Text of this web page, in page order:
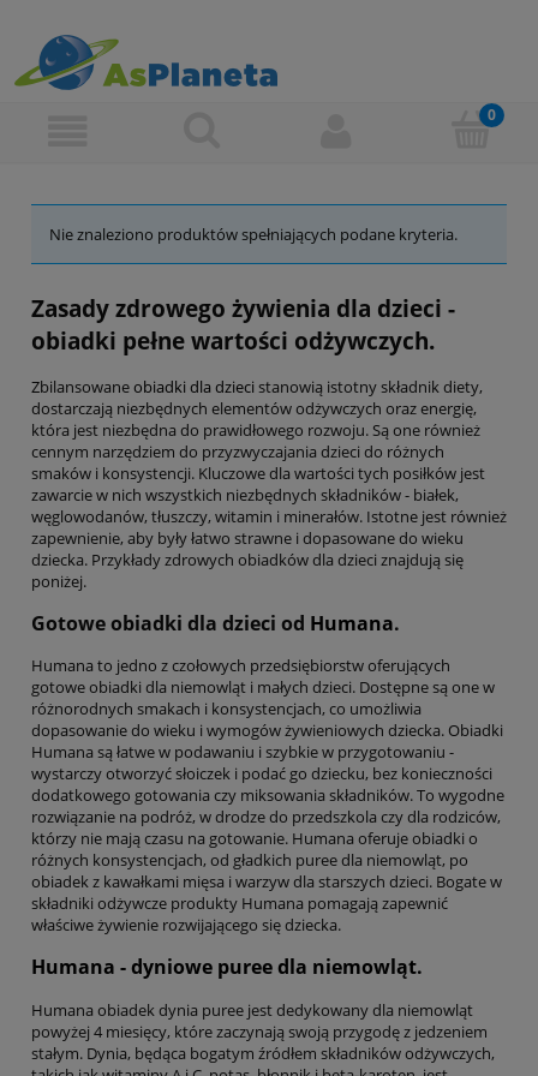
Nie znaleziono produktów spełniających podane kryteria.
Zasady zdrowego żywienia dla dzieci -
obiadki pełne wartości odżywczych.
Zbilansowaneobiadki dla dzieci stanowią istotny składnik diety,
dostarczają niezbędnych elementów odżywczych oraz energię,
która jest niezbędna do prawidłowego rozwoju. Są one również
cennym narzędziem do przyzwyczajania dzieci do różnych
smaków i konsystencji. Kluczowe dla wartości tych posiłków jest
zawarcie w nich wszystkich niezbędnych składników - białek,
węglowodanów, tłuszczy, witamin i minerałów. Istotne jest również
zapewnienie, aby były łatwo strawne i dopasowane do wieku
dziecka. Przykłady zdrowych obiadków dla dzieci znajdują się
poniżej.
Gotowe obiadki dla dzieci od Humana.
Humana to jedno z czołowych przedsiębiorstw oferujących
gotowe obiadki dla niemowląt i małych dzieci. Dostępne są one w
różnorodnych smakach i konsystencjach, co umożliwia
dopasowanie do wieku i wymogów żywieniowych dziecka. Obiadki
Humana są łatwe w podawaniu i szybkie w przygotowaniu -
wystarczy otworzyć słoiczek i podać go dziecku, bez konieczności
dodatkowego gotowania czy miksowania składników. To wygodne
rozwiązanie na podróż, w drodze do przedszkola czy dla rodziców,
którzy nie mają czasu na gotowanie. Humana oferuje obiadki o
różnych konsystencjach, od gładkich puree dla niemowląt, po
obiadek z kawałkami mięsa i warzyw dla starszych dzieci. Bogate w
składniki odżywcze produkty Humana pomagają zapewnić
właściwe żywienie rozwijającego się dziecka.
Humana - dyniowe puree dla niemowląt.
Humana obiadek dynia puree jest dedykowany dla niemowląt
powyżej 4 miesięcy, które zaczynają swoją przygodę z jedzeniem
stałym. Dynia, będąca bogatym źródłem składników odżywczych,